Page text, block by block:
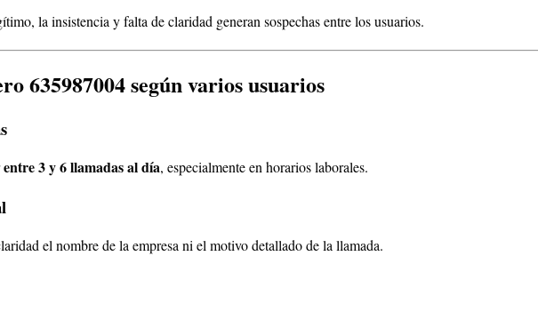
la insistencia y falta de claridad generan sospechas entre los usuarios.
635987004 según varios usuarios
entre 3 y 6 llamadas al día, especialmente en horarios laborales.
el nombre de la empresa ni el motivo detallado de la llamada.